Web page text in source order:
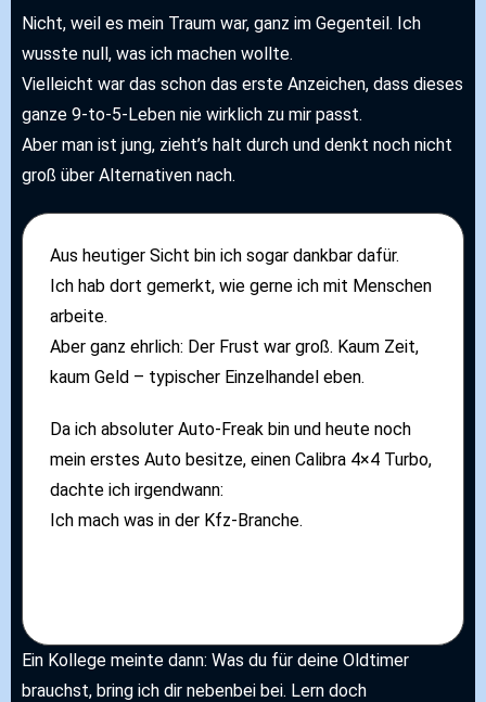
Nicht, weil es mein Traum war, ganz im Gegenteil. Ich
wusste null, was ich machen wollte.
Vielleicht war das schon das erste Anzeichen, dass dieses
ganze 9-to-5-Leben nie wirklich zu mir passt.
Aber man ist jung, zieht’s halt durch und denkt noch nicht
groß über Alternativen nach.
Aus heutiger Sicht bin ich sogar dankbar dafür.
Ich hab dort gemerkt, wie gerne ich mit Menschen
arbeite.
Aber ganz ehrlich: Der Frust war groß. Kaum Zeit,
kaum Geld – typischer Einzelhandel eben.
Da ich absoluter Auto-Freak bin und heute noch
mein erstes Auto besitze, einen Calibra 4×4 Turbo,
dachte ich irgendwann:
Ich mach was in der Kfz-Branche.
Ein Kollege meinte dann: Was du für deine Oldtimer
brauchst, bring ich dir nebenbei bei. Lern doch